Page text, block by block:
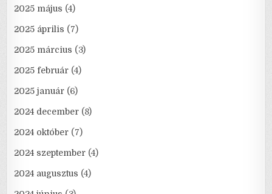
2025 május (4)
2025 április (7)
2025 március (3)
2025 február (4)
2025 január (6)
2024 december (8)
2024 október (7)
2024 szeptember (4)
2024 augusztus (4)